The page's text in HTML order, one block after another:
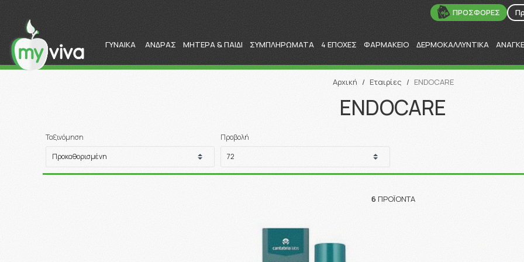
ΠΡΟΣΦΟΡΕΣ
ΓΥΝΑΙΚΑ ΑΝΔΡΑΣ ΜΗΤΕΡΑ & ΠΑΙΔΙ ΣΥΜΠΛΗΡΩΜΑΤΑ 4 ΕΠΟΧΕΣ ΦΑΡΜΑΚΕΙΟ ΔΕΡΜΟΚΑΛΛΥΝΤΙΚΑ
Αναζήτηση
Αρχική / Εταιρίες / ENDOCARE
ENDOCARE
Ταξινόμηση Προβολή
6 ΠΡΟΪΌΝΤΑ